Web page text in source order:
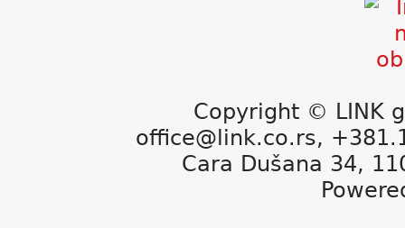
Copyright © LINK
office@link.co.rs,
Cara Dušana 34,